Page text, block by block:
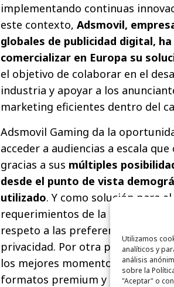
Utilizamos
analíticos y
análisis
sobre la
"Aceptar" o
implementando continuas
este contexto, Adsmovil,
globales de publicidad digital,
comercializar en Europa su
el objetivo de colaborar en el
industria y apoyar a los
marketing eficientes dentro del
Adsmovil Gaming da la
acceder a audiencias a escala
gracias a sus múltiples
desde el punto de vista
utilizado. Y como solución para
requerimientos de la industria en
respeto a las preferencias de los
privacidad. Por otra parte,
los mejores momentos de su
formatos premium y en un